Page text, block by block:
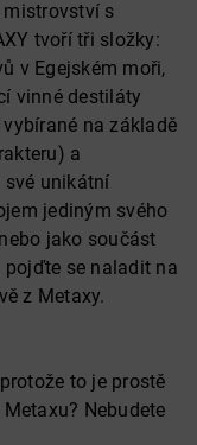
mistrovství s
tvoří tři složky:
v Egejském moři,
vinné destiláty
na základě
a
své unikátní
jediným svého
jako součást
pojďte se naladit na
z Metaxy.
to je prostě
Nebudete